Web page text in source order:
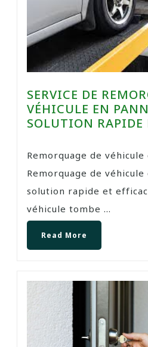
SERVICE DE
VÉHICULE EN
SOLUTION RAPIDE
Remorquage de véhicule
Remorquage de véhicule
solution rapide et
véhicule tombe ...
Read More